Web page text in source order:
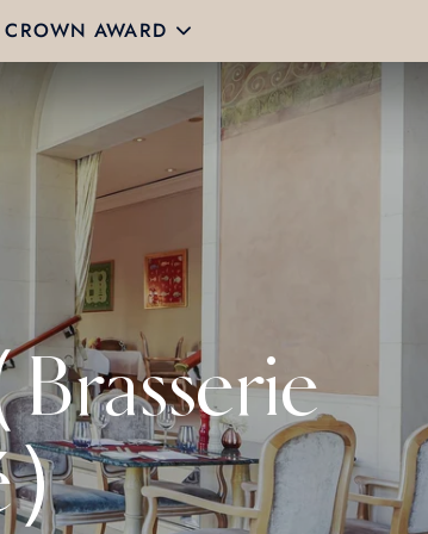
AWARD
）